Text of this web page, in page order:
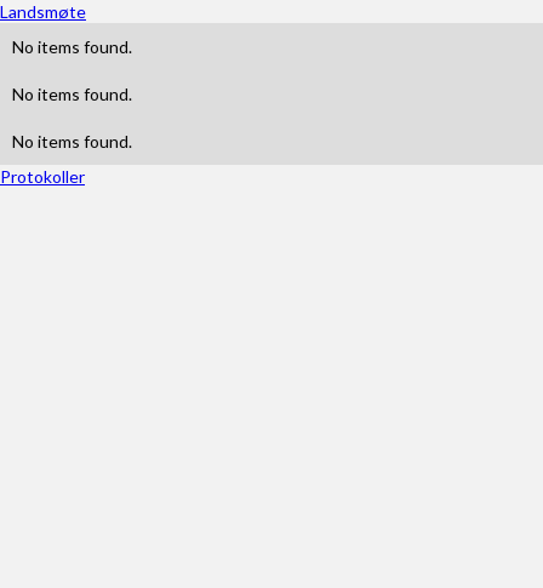
Landsmøte
No items found.
No items found.
No items found.
Protokoller